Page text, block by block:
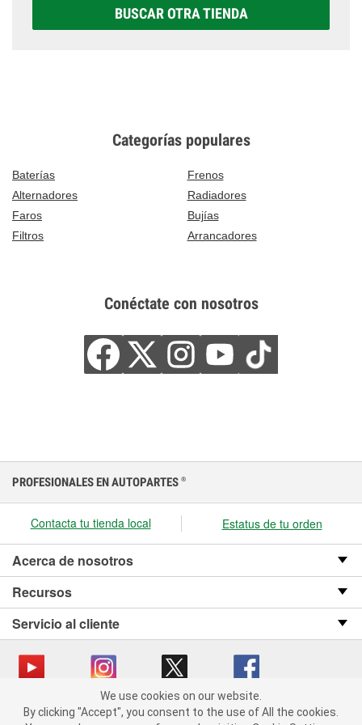
BUSCAR OTRA TIENDA
Categorías populares
Baterías
Frenos
Alternadores
Radiadores
Faros
Bujías
Filtros
Arrancadores
Conéctate con nosotros
We use cookies on our website. By clicking "Accept", you consent
to the use of All the cookies.
PROFESIONALES EN AUTOPARTES ®
Contacta tu tienda local Estatus de tu orden
Acerca de nosotros
Recursos
Servicio al cliente
Copyright © 2008-2026 O’Reilly Auto Parts v OST_3.2.0.0.729 (3) cv1361
We use cookies on our website.
By clicking "Accept", you consent to the use of All the cookies.